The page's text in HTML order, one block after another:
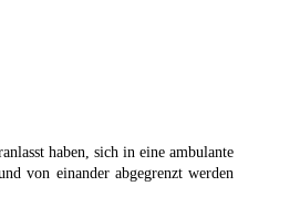
haben, sich in eine ambulante
von einander abgegrenzt werden